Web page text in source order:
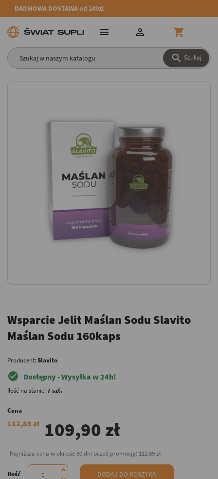
DARMOWA DOSTAWA od 249zł
 Szukaj
  
Wsparcie Jelit Maślan Sodu Slavito
Maślan Sodu 160kaps
Producent:Slavito
check_circle Dostępny - Wysyłka w 24h!
Ilość na stanie:7 szt.
Cena
112,89 zł 109,90 zł
Najniższa cena w okresie 30 dni przed promocją: 112,89 zł
Ilość DODAJ DO KOSZYKA